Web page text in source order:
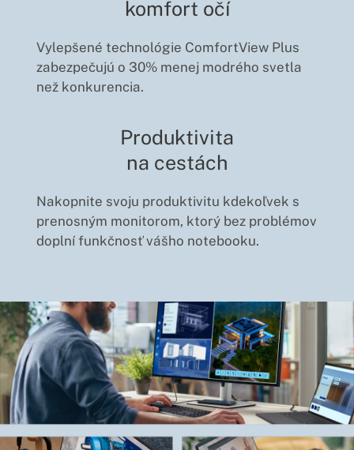
komfort očí
Vylepšené technológie ComfortView Plus
zabezpečujú o 30% menej modrého svetla
než konkurencia.
Produktivita
na cestách
Nakopnite svoju produktivitu kdekoľvek s
prenosným monitorom, ktorý bez problémov
doplní funkčnosť vášho notebooku.